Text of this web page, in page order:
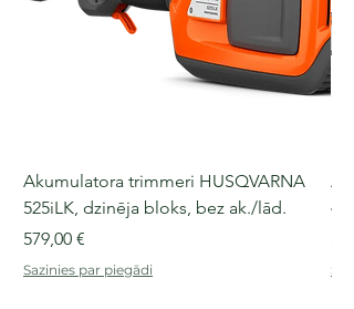
Akumulatora trimmeri HUSQVARNA
525iLK, dzinēja bloks, bez ak./lād.
Cena
579,00 €
Sazinies par piegādi